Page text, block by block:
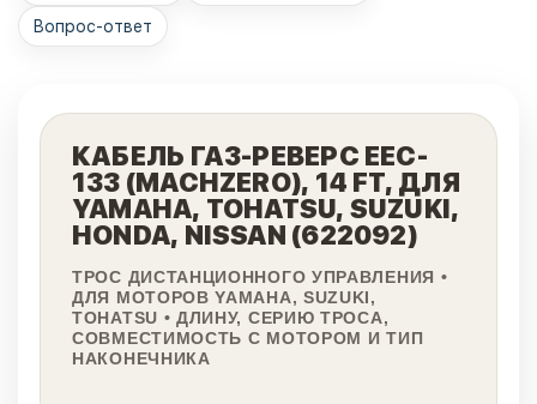
Вопрос-ответ
КАБЕЛЬ ГАЗ-РЕВЕРС EEC-
133 (MACHZERO), 14 FT, ДЛЯ
YAMAHA, TOHATSU, SUZUKI,
HONDA, NISSAN (622092)
ТРОС ДИСТАНЦИОННОГО УПРАВЛЕНИЯ •
ДЛЯ МОТОРОВ YAMAHA, SUZUKI,
TOHATSU • ДЛИНУ, СЕРИЮ ТРОСА,
СОВМЕСТИМОСТЬ С МОТОРОМ И ТИП
НАКОНЕЧНИКА